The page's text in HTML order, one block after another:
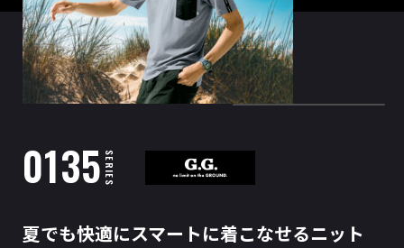
0135SERIES
夏でも快適にスマートに着こなせるニット